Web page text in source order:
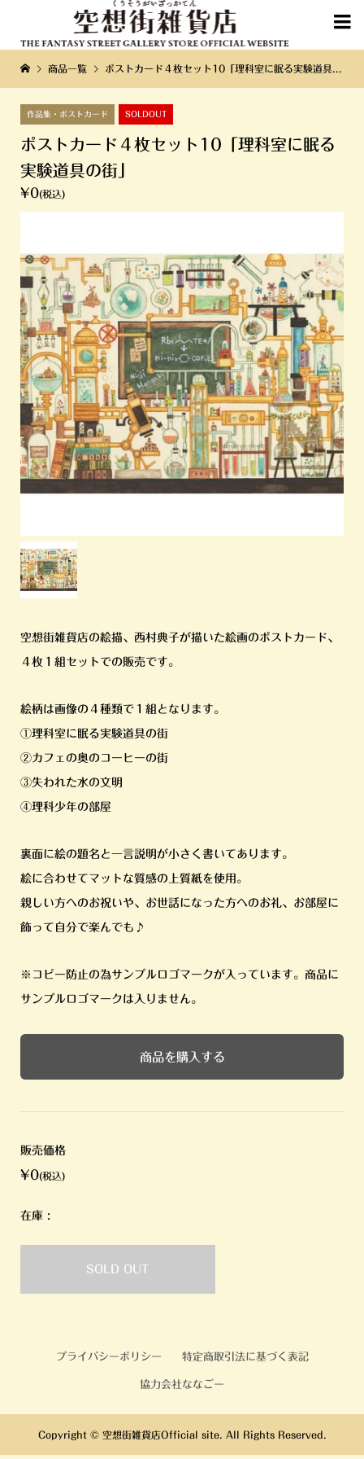

商品一覧 ポストカード４枚セット10「理科室に眠る実験道具の街」
作品集・ポストカード SOLDOUT
ポストカード４枚セット10「理科室に眠る
実験道具の街」
¥0(税込)
空想街雑貨店の絵描、西村典子が描いた絵画のポストカード、
４枚１組セットでの販売です。
絵柄は画像の４種類で１組となります。
①理科室に眠る実験道具の街
②カフェの奥のコーヒーの街
③失われた水の文明
④理科少年の部屋
裏面に絵の題名と一言説明が小さく書いてあります。
絵に合わせてマットな質感の上質紙を使用。
親しい方へのお祝いや、お世話になった方へのお礼、お部屋に
飾って自分で楽んでも♪
※コピー防止の為サンプルロゴマークが入っています。商品に
サンプルロゴマークは入りません。
商品を購入する
販売価格
¥0(税込)
在庫 :
SOLD OUT
プライバシーポリシー 特定商取引法に基づく表記
協力会社ななごー
Copyright ©空想街雑貨店Official site. All Rights Reserved.